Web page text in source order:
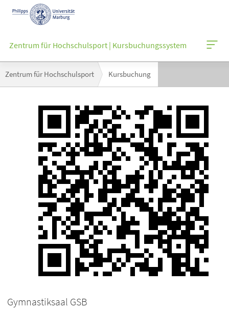
Navigation
Zentrum für Hochschulsport | Kursbuchungssystem
Navigation
Zentrum für Hochschulsport Kursbuchung
Gymnastiksaal GSB